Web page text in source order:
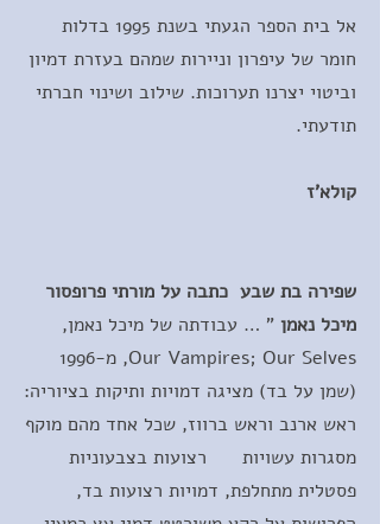
אל בית הספר הגעתי בשנת 1995 בדלות
חומר של עיפרון וניירות שמהם בעזרת דמיון
וביטוי יצרנו תערוכות. שילוב ושינוי חברתי
תודעתי.
קולא'ז
שפירה בת שבע כתבה על מורתי פרופסור
מיכל נאמן " … עבודתה של מיכל נאמן,
Our Vampires; Our Selves, מ-1996
(שמן על בד) מציגה דמויות ותיקות בציוריה:
ראש ארנב וראש ברווז, שכל אחד מהם מוקף
מסגרות עשויות רצועות בצבעוניות
פסטלית מתחלפת, דמויות רצועות בד,